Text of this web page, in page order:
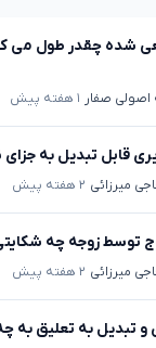
شده چقدر طول می
صفار ۱ هفته پیش
قابل تبدیل به
میرزائی ۲ هفته پیش
توسط زوجه چه
میرزائی ۲ هفته پیش
تبدیل به تعلیق به